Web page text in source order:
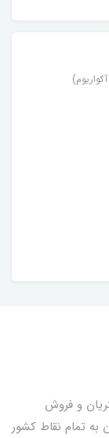
و فروش
به تمام نقاط کشور